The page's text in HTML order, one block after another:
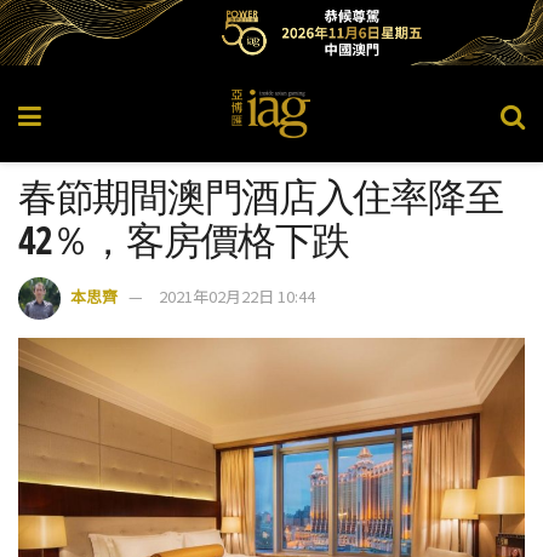
春節期間澳門酒店入住率降至
42％，客房價格下跌
本思齊 2021年02月22日 10:44